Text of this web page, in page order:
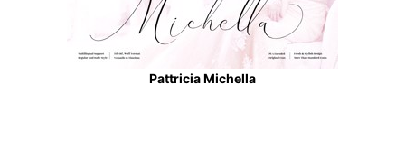
Pattricia Michella